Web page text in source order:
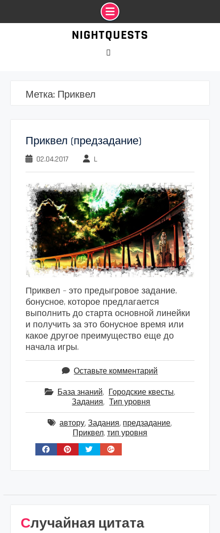
NIGHTQUESTS
Метка: Приквел
Приквел (предзадание)
02.04.2017 L
Приквел – это предыгровое задание,
бонусное, которое предлагается
выполнить до старта основной линейки
и получить за это бонусное время или
какое другое преимущество еще до
начала игры.
Оставьте комментарий
База знаний, Городские квесты,
Задания, Тип уровня
автору,Задания, предзадание,
Приквел, тип уровня
Случайная цитата